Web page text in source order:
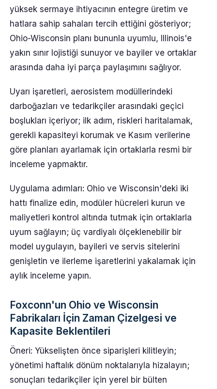
yüksek sermaye ihtiyacının entegre üretim ve
hatlara sahip sahaları tercih ettiğini gösteriyor;
Ohio-Wisconsin planı bununla uyumlu, Illinois'e
yakın sınır lojistiği sunuyor ve bayiler ve ortaklar
arasında daha iyi parça paylaşımını sağlıyor.
Uyarı işaretleri, aerosistem modüllerindeki
darboğazları ve tedarikçiler arasındaki geçici
boşlukları içeriyor; ilk adım, riskleri haritalamak,
gerekli kapasiteyi korumak ve Kasım verilerine
göre planları ayarlamak için ortaklarla resmi bir
inceleme yapmaktır.
Uygulama adımları: Ohio ve Wisconsin'deki iki
hattı finalize edin, modüler hücreleri kurun ve
maliyetleri kontrol altında tutmak için ortaklarla
uyum sağlayın; üç vardiyalı ölçeklenebilir bir
model uygulayın, bayileri ve servis sitelerini
genişletin ve ilerleme işaretlerini yakalamak için
aylık inceleme yapın.
Foxconn'un Ohio ve Wisconsin
Fabrikaları İçin Zaman Çizelgesi ve
Kapasite Beklentileri
Öneri: Yükselişten önce siparişleri kilitleyin;
yönetimi haftalık dönüm noktalarıyla hizalayın;
sonuçları tedarikçiler için yerel bir bülten